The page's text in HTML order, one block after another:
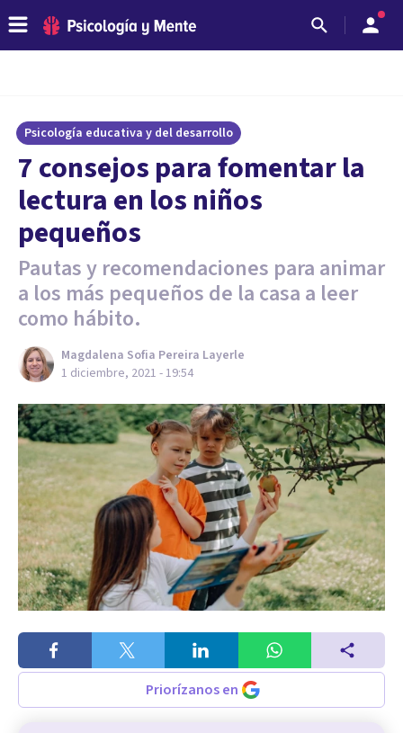
Psicología educativa y del desarrollo
7 consejos para fomentar la
lectura en los niños
pequeños
Pautas y recomendaciones para animar
a los más pequeños de la casa a leer
como hábito.
Magdalena Sofia Pereira Layerle
1 diciembre, 2021 - 19:54
Priorízanos en